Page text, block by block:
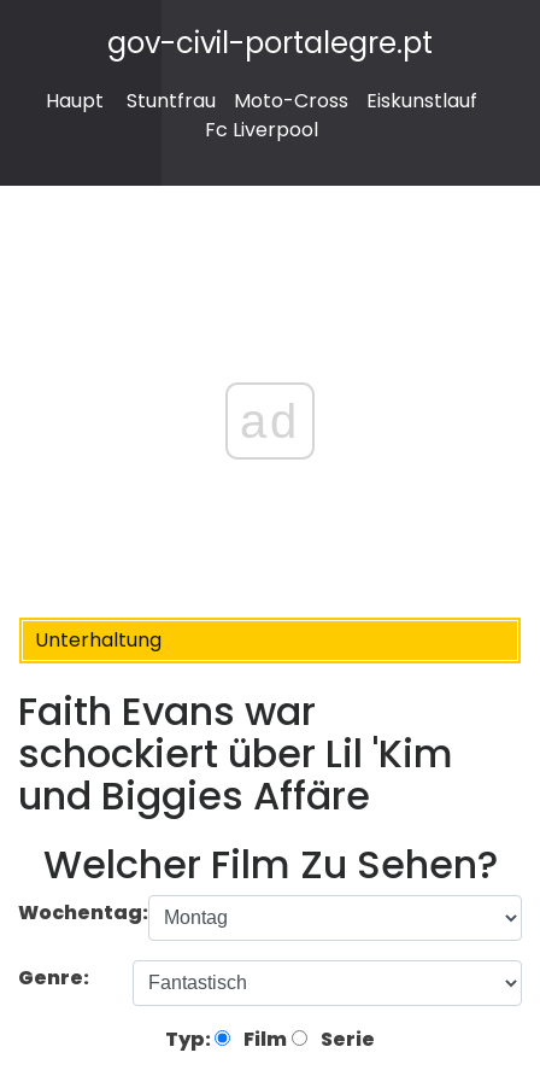
gov-civil-portalegre.pt
Haupt Stuntfrau Moto-Cross
Eiskunstlauf
Fc Liverpool
ad
Unterhaltung
Faith Evans war
schockiert über Lil 'Kim
und Biggies Affäre
Welcher Film Zu Sehen?
Wochentag:
Genre:
Typ: Film Serie